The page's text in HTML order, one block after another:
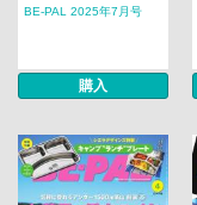
BE-PAL 2025年7月号
購入